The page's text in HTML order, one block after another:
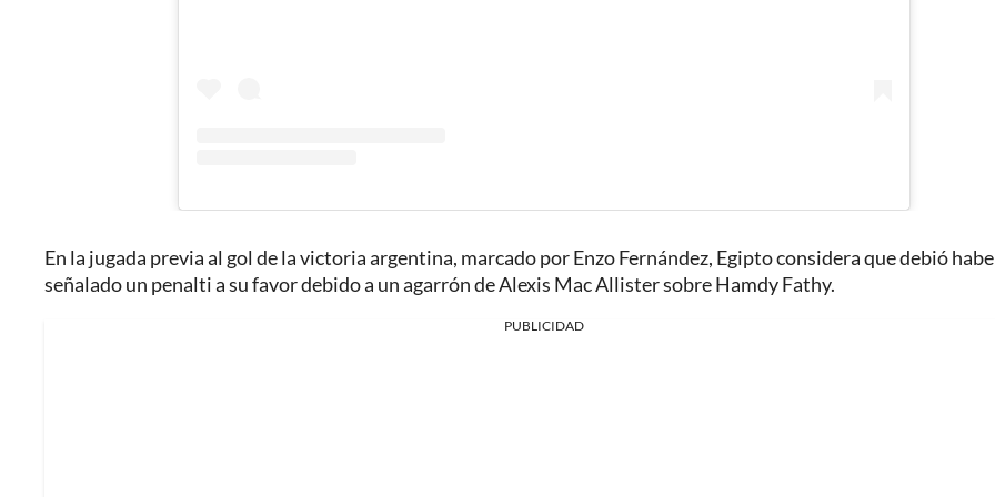
En la jugada previa al gol de la victoria argentina, marcado por Enzo Fernández, Egipto considera que debió
señalado un penalti a su favor debido a un agarrón de Alexis Mac Allister sobre Hamdy Fathy.
PUBLICIDAD